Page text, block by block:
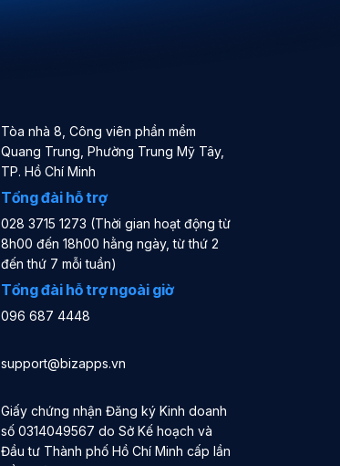
Tòa nhà 8, Công viên phần mềm
Quang Trung, Phường Trung Mỹ Tây,
TP. Hồ Chí Minh
Tổng đài hỗ trợ
028 3715 1273 (Thời gian hoạt động từ
8h00 đến 18h00 hằng ngày, từ thứ 2
đến thứ 7 mỗi tuần)
Tổng đài hỗ trợ ngoài giờ
096 687 4448
support@bizapps.vn
Giấy chứng nhận Đăng ký Kinh doanh
số 0314049567 do Sở Kế hoạch và
Đầu tư Thành phố Hồ Chí Minh cấp lần